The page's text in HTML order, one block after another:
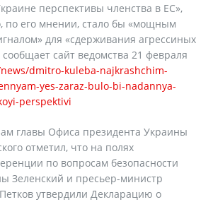
перспективы членства в ЕС»,
по его мнении, стало бы «мощным
для «сдерживания агрессиных
сайт ведомства 21 февраля
dmitro-kuleba-najkrashchim-
yes-zaraz-bulo-bi-nadannya-
perspektivi
главы Офиса президента Украины
отметил, что на полях
по вопросам безопасности
Зеленский и пресьер-министр
утвердили Декларацию о